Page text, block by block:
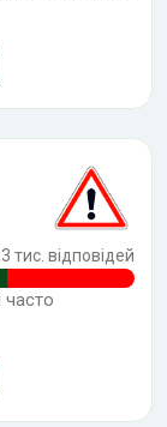
тис. відповідей
часто